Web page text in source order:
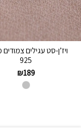
ויז’ן-סט עגילים
925
₪189